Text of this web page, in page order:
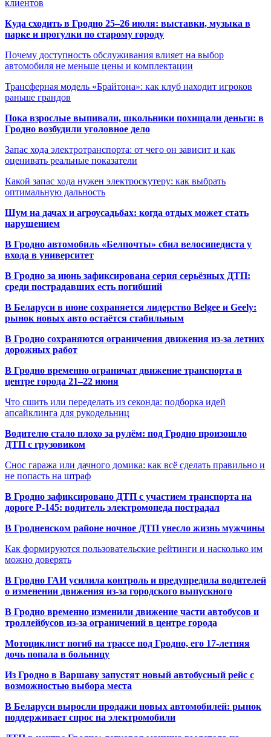
клиентов
Куда сходить в Гродно 25–26 июля: выставки, музыка в
парке и прогулки по старому городу
Почему доступность обслуживания влияет на выбор
автомобиля не меньше цены и комплектации
Трансферная модель «Брайтона»: как клуб находит игроков
раньше грандов
Пока взрослые выпивали, школьники похищали деньги: в
Гродно возбудили уголовное дело
Запас хода электротранспорта: от чего он зависит и как
оценивать реальные показатели
Какой запас хода нужен электроскутеру: как выбрать
оптимальную дальность
Шум на дачах и агроусадьбах: когда отдых может стать
нарушением
В Гродно автомобиль «Белпочты» сбил велосипедиста у
входа в университет
В Гродно за июнь зафиксирована серия серьёзных ДТП:
среди пострадавших есть погибший
В Беларуси в июне сохраняется лидерство Belgee и Geely:
рынок новых авто остаётся стабильным
В Гродно сохраняются ограничения движения из-за летних
дорожных работ
В Гродно временно ограничат движение транспорта в
центре города 21–22 июня
Что сшить или переделать из секонда: подборка идей
апсайклинга для рукодельниц
Водителю стало плохо за рулём: под Гродно произошло
ДТП с грузовиком
Снос гаража или дачного домика: как всё сделать правильно и
не попасть на штраф
В Гродно зафиксировано ДТП с участием транспорта на
дороге Р-145: водитель электромопеда пострадал
В Гродненском районе ночное ДТП унесло жизнь мужчины
Как формируются пользовательские рейтинги и насколько им
можно доверять
В Гродно ГАИ усилила контроль и предупредила водителей
о изменении движения из-за городского выпускного
В Гродно временно изменили движение части автобусов и
троллейбусов из-за ограничений в центре города
Мотоциклист погиб на трассе под Гродно, его 17-летняя
дочь попала в больницу
Из Гродно в Варшаву запустят новый автобусный рейс с
возможностью выбора места
В Беларуси выросли продажи новых автомобилей: рынок
поддерживает спрос на электромобили